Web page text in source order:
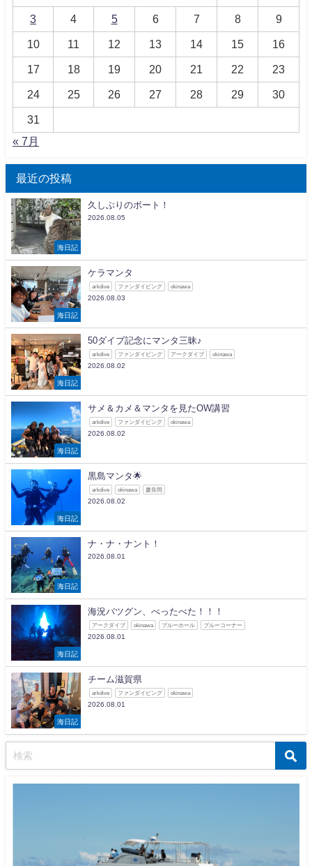
3 4 5 6 7 8 9
10 11 12 13 14 15 16
17 18 19 20 21 22 23
24 25 26 27 28 29 30
31
« 7月
最近の投稿
海日記
久しぶりのボート！
2026.08.05
海日記
ケラマンタ
arkdive ファンダイビング okinawa
2026.08.03
海日記
50ダイブ記念にマンタ三昧♪
arkdive ファンダイビング アークダイブ okinawa
2026.08.02
海日記
サメ＆カメ＆マンタを見たOW講習
arkdive ファンダイビング okinawa
2026.08.02
海日記
黒島マンタ🌟
arkdive okinawa 慶良間
2026.08.02
海日記
ナ・ナ・ナント！
2026.08.01
海日記
海況バツグン、べったべた！！！
アークダイブ okinawa ブルーホール ブルーコーナー
2026.08.01
海日記
チーム滋賀県
arkdive ファンダイビング okinawa
2026.08.01